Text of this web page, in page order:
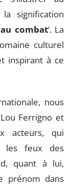
signification
combat‘. La
culturel
inspirant à ce
nous
Ferrigno et
acteurs, qui
les feux des
quant à lui,
prénom dans